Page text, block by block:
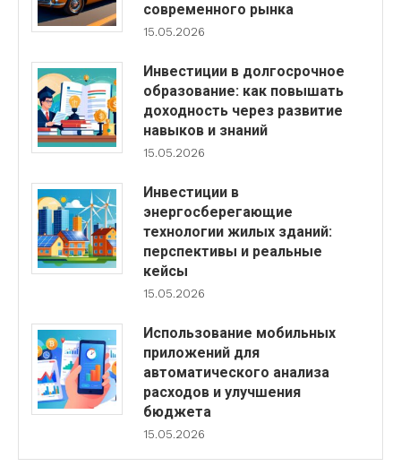
современного рынка
15.05.2026
Инвестиции в долгосрочное
образование: как повышать
доходность через развитие
навыков и знаний
15.05.2026
Инвестиции в
энергосберегающие
технологии жилых зданий:
перспективы и реальные
кейсы
15.05.2026
Использование мобильных
приложений для
автоматического анализа
расходов и улучшения
бюджета
15.05.2026